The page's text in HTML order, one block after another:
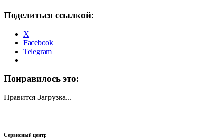
Поделиться ссылкой:
X
Facebook
Telegram
Понравилось это:
Нравится Загрузка...
Сервисный центр